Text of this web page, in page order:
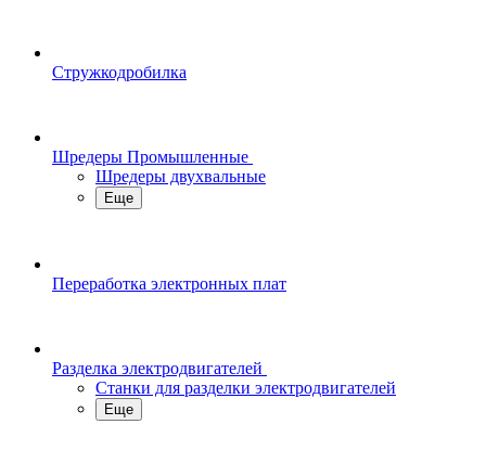
Стружкодробилка
Шредеры Промышленные
Шредеры двухвальные
Еще
Переработка электронных плат
Разделка электродвигателей
Станки для разделки электродвигателей
Еще